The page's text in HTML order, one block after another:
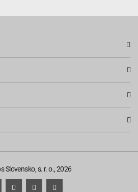
Slovensko, s. r. o., 2026